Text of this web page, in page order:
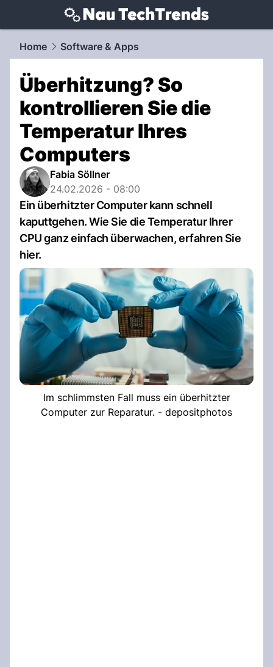
techtrends.NAU.ch
Home Software & Apps
Überhitzung? So
kontrollieren Sie die
Temperatur Ihres
Computers
Fabia Söllner
24.02.2026 - 08:00
Ein überhitzter Computer kann schnell
kaputtgehen. Wie Sie die Temperatur Ihrer
CPU ganz einfach überwachen, erfahren Sie
hier.
Im schlimmsten Fall muss ein überhitzter
Computer zur Reparatur. - depositphotos